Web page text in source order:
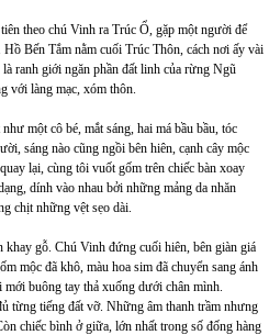
theo chú Vinh ra Trúc Ổ, gặp một người để
Bến Tắm nằm cuối Trúc Thôn, cách nơi ấy vài
ranh giới ngăn phần đất linh của rừng Ngũ
với làng mạc, xóm thôn.
một cô bé, mắt sáng, hai má bầu bầu, tóc
sáng nào cũng ngồi bên hiên, cạnh cây mộc
lại, cùng tôi vuốt gốm trên chiếc bàn xoay
dính vào nhau bởi những mảng da nhăn
chịt những vệt sẹo dài.
khay gỗ. Chú Vinh đứng cuối hiên, bên giàn giá
mộc đã khô, màu hoa sim đã chuyển sang ánh
buông tay thả xuống dưới chân mình.
từng tiếng đất vỡ. Những âm thanh trầm nhưng
chiếc bình ở giữa, lớn nhất trong số đống hàng